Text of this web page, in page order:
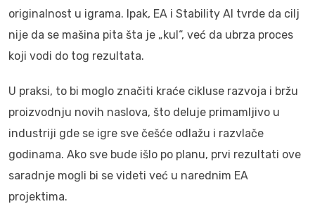
originalnost u igrama. Ipak, EA i Stability AI tvrde da cilj
nije da se mašina pita šta je „kul“, već da ubrza proces
koji vodi do tog rezultata.
U praksi, to bi moglo značiti kraće cikluse razvoja i bržu
proizvodnju novih naslova, što deluje primamljivo u
industriji gde se igre sve češće odlažu i razvlače
godinama. Ako sve bude išlo po planu, prvi rezultati ove
saradnje mogli bi se videti već u narednim EA
projektima.